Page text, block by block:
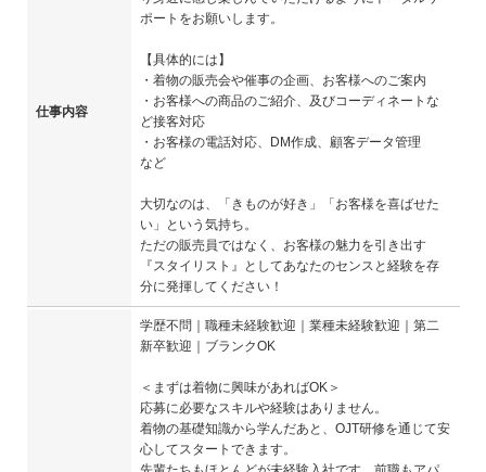
仕事内容
ポートをお願いします。
【具体的には】
・着物の販売会や催事の企画、お客様へのご案内
・お客様への商品のご紹介、及びコーディネートな
ど接客対応
・お客様の電話対応、DM作成、顧客データ管理
など
大切なのは、「きものが好き」「お客様を喜ばせた
い」という気持ち。
ただの販売員ではなく、お客様の魅力を引き出す
『スタイリスト』としてあなたのセンスと経験を存
分に発揮してください！
学歴不問｜職種未経験歓迎｜業種未経験歓迎｜第二
新卒歓迎｜ブランクOK
＜まずは着物に興味があればOK＞
応募に必要なスキルや経験はありません。
着物の基礎知識から学んだあと、OJT研修を通じて安
心してスタートできます。